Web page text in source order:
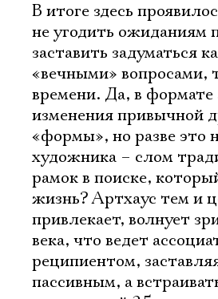
В итоге здесь
не угодить ожиданиям
заставить задуматься
«вечными» вопросами,
времени. Да, в формате
изменения привычной
«формы», но разве это
художника – слом
рамок в поиске,
жизнь? Артхаус тем и
привлекает, волнует
века, что ведет
реципиентом,
пассивным, а